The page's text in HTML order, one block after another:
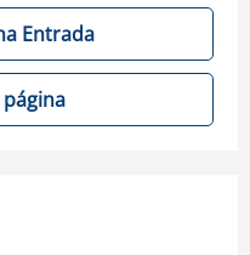
Entrada